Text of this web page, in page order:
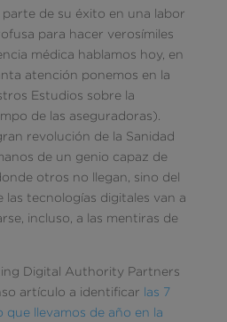
de su éxito en una labor
para hacer verosímiles
médica hablamos hoy, en
atención ponemos en la
Estudios sobre la
de las aseguradoras).
revolución de la Sanidad
de un genio capaz de
otros no llegan, sino del
tecnologías digitales van a
incluso, a las mentiras de
Digital Authority Partners
artículo a identificar las 7
que llevamos de año en la